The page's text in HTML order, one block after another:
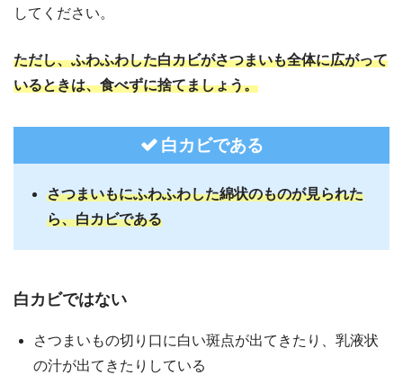
してください。
ただし、ふわふわした白カビがさつまいも全体に広がって
いるときは、食べずに捨てましょう。
白カビである
さつまいもにふわふわした綿状のものが見られた
ら、白カビである
白カビではない
さつまいもの切り口に白い斑点が出てきたり、乳液状
の汁が出てきたりしている